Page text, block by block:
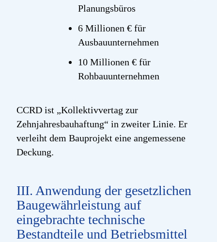
Planungsbüros
6 Millionen € für
Ausbauunternehmen
10 Millionen € für
Rohbauunternehmen
CCRD ist „Kollektivvertag zur
Zehnjahresbauhaftung“ in zweiter Linie. Er
verleiht dem Bauprojekt eine angemessene
Deckung.
III. Anwendung der gesetzlichen
Baugewährleistung auf
eingebrachte technische
Bestandteile und Betriebsmittel